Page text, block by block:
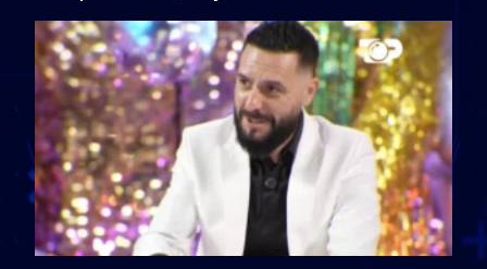
bashkëshorten: S’kemi ndonjë letër
divorci apo jo?